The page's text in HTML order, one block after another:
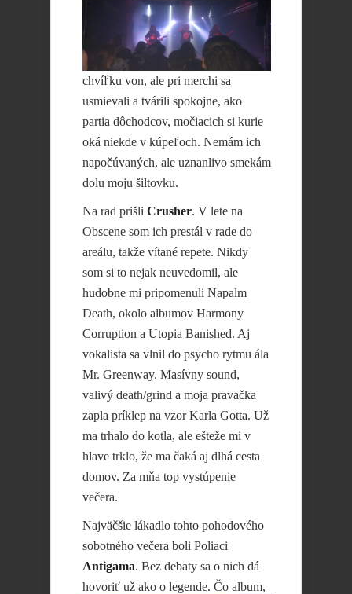
chvíľku von, ale pri merchi sa
usmievali a tvárili spokojne, ako
partia dôchodcov, močiacich si kurie
oká niekde v kúpeľoch. Nemám ich
napočúvaných, ale uznanlivo smekám
dolu moju šiltovku.
Na rad prišli Crusher. V lete na
Obscene som ich prestál v rade do
areálu, takže vítané repete. Nikdy
som si to nejak neuvedomil, ale
hudobne mi pripomenuli Napalm
Death, okolo albumov Harmony
Corruption a Utopia Banished. Aj
vokalista sa vlnil do psycho rytmu ála
Mr. Greenway. Masívny sound,
valivý death/grind a moja pravačka
zapla príklep na vzor Karla Gotta. Už
ma trhalo do kotla, ale ešteže mi v
hlave trklo, že ma čaká aj dlhá cesta
domov. Za mňa top vystúpenie
večera.
Najväčšie lákadlo tohto pohodového
sobotného večera boli Poliaci
Antigama. Bez debaty sa o nich dá
hovoriť už ako o legende. Čo album,